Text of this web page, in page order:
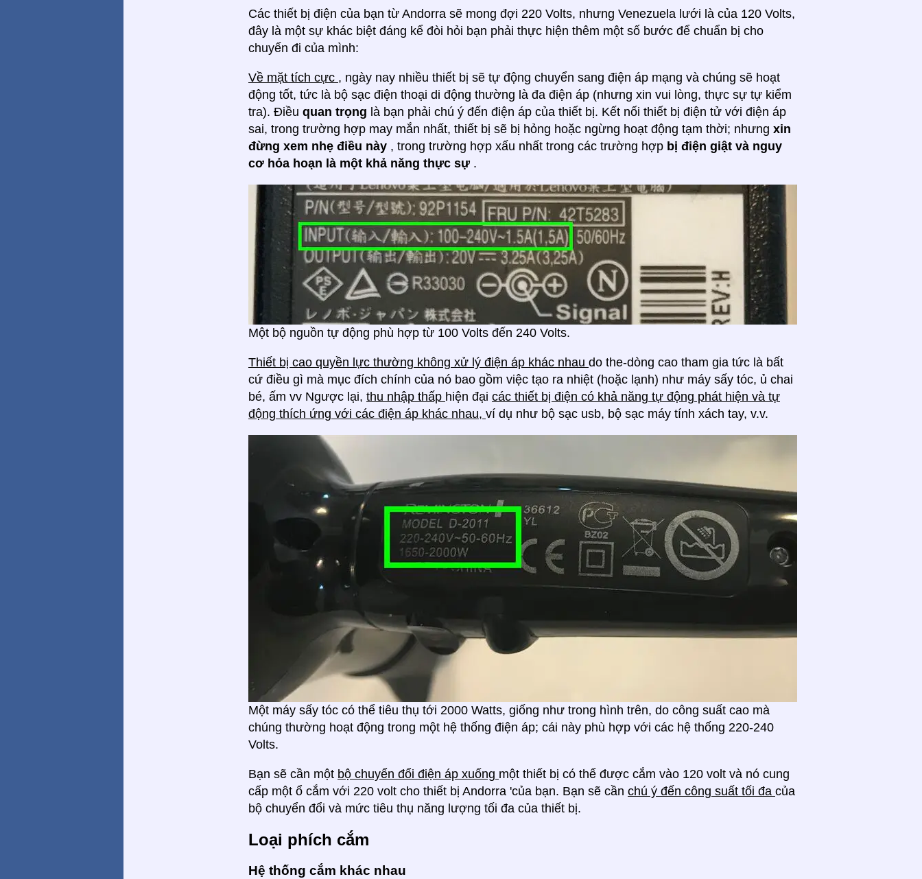
Các thiết bị điện của bạn từ Andorra sẽ mong đợi 220 Volts, nhưng Venezuela lưới là của 120 Volts,
đây là một sự khác biệt đáng kể đòi hỏi bạn phải thực hiện thêm một số bước để chuẩn bị cho
chuyến đi của mình:
Về mặt tích cực , ngày nay nhiều thiết bị sẽ tự động chuyển sang điện áp mạng và chúng sẽ hoạt
động tốt, tức là bộ sạc điện thoại di động thường là đa điện áp (nhưng xin vui lòng, thực sự tự kiểm
tra). Điều quan trọng là bạn phải chú ý đến điện áp của thiết bị. Kết nối thiết bị điện tử với điện áp
sai, trong trường hợp may mắn nhất, thiết bị sẽ bị hỏng hoặc ngừng hoạt động tạm thời; nhưng xin
đừng xem nhẹ điều này , trong trường hợp xấu nhất trong các trường hợp bị điện giật và nguy
cơ hỏa hoạn là một khả năng thực sự .
Một bộ nguồn tự động phù hợp từ 100 Volts đến 240 Volts.
Thiết bị cao quyền lực thường không xử lý điện áp khác nhau do the-dòng cao tham gia tức là bất
cứ điều gì mà mục đích chính của nó bao gồm việc tạo ra nhiệt (hoặc lạnh) như máy sấy tóc, ủ chai
bé, ấm vv Ngược lại, thu nhập thấp hiện đại các thiết bị điện có khả năng tự động phát hiện và tự
động thích ứng với các điện áp khác nhau, ví dụ như bộ sạc usb, bộ sạc máy tính xách tay, v.v.
Một máy sấy tóc có thể tiêu thụ tới 2000 Watts, giống như trong hình trên, do công suất cao mà
chúng thường hoạt động trong một hệ thống điện áp; cái này phù hợp với các hệ thống 220-240
Volts.
Bạn sẽ cần một bộ chuyển đổi điện áp xuống một thiết bị có thể được cắm vào 120 volt và nó cung
cấp một ổ cắm với 220 volt cho thiết bị Andorra 'của bạn. Bạn sẽ cần chú ý đến công suất tối đa của
bộ chuyển đổi và mức tiêu thụ năng lượng tối đa của thiết bị.
Loại phích cắm
Hệ thống cắm khác nhau